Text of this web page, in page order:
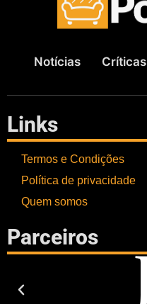
Notícias Críticas
Links
Termos e Condições
Política de privacidade
Quem somos
Parceiros